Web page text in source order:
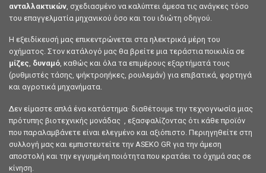
ανταλλακτικών , σχεδιασμένο να καλύπτει άμεσα τις ανάγκες τόσο
του επαγγελματία μηχανικού όσο και του ιδιώτη οδηγού.
Η εξειδίκευσή μας επικεντρώνεται στα ηλεκτρικά μέρη του
οχήματος. Στον κατάλογό μας θα βρείτε μια τεράστια ποικιλία σε
μίζες, δυναμό, καθώς και όλα τα επιμέρους εξαρτήματά τους
(ρυθμιστές τάσης, ψήκτροηήκες, ρουλεμάν) για επιβατικά, φορτηγά
και αγροτικά μηχανήματα.
Δεν είμαστε απλά ένα κατάστημα· διαθέτουμε την τεχνογνωσία μιας
πρότυπης βιοτεχνικής μονάδας , εξασφαλίζοντας ότι κάθε προϊόν
που παραλαμβάνετε είναι ελεγμένο και αξιόπιστο. Περιηγηθείτε στη
συλλογή μας και εμπιστευτείτε την ASEKO GR για την άμεση
αποστολή και την εγγυημένη ποιότητα που κρατάει το όχημά σας σε
κίνηση.